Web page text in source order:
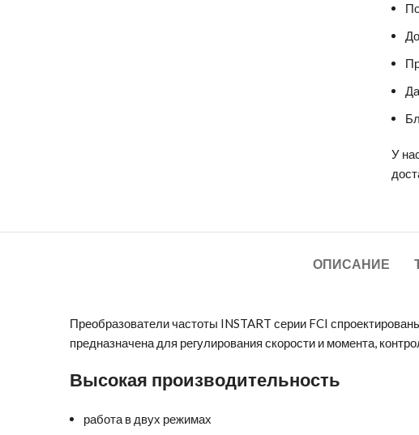
У
ОПИСАНИЕ
Преобразователи частоты INSTART серии FCI
предназначена для регулирования скорости и момента,
Высокая производительность
работа в двух режимах